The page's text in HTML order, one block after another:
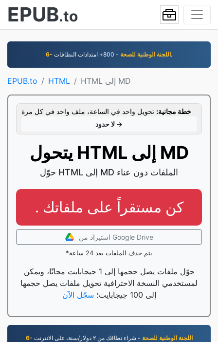
EPUB.to
6- اللجنة الوطنية للصحة- 800+ امتدادات النطاقات.
EPUB.to HTML HTML إلى MD
خطة مجانية: تحويل واحد في الساعة، ملف واحد في كل مرة
لا حدود →
يتحول HTML إلى MD
حوّل HTML إلى MD الملفات دون عناء
. كن مستقراً على ملفاتك
استيراد من Google Drive
*يتم حذف الملفات بعد 24 ساعة
حوّل ملفات يصل حجمها إلى 1 جيجابايت مجانًا، ويمكن
لمستخدمي النسخة الاحترافية تحويل ملفات يصل حجمها
إلى 100 جيجابايت؛
سجّل الآن
6- اللجنة الوطنية للصحة
- شراء نطاقك من ٢ دوﻻر/سنة، على اﻻنترنت